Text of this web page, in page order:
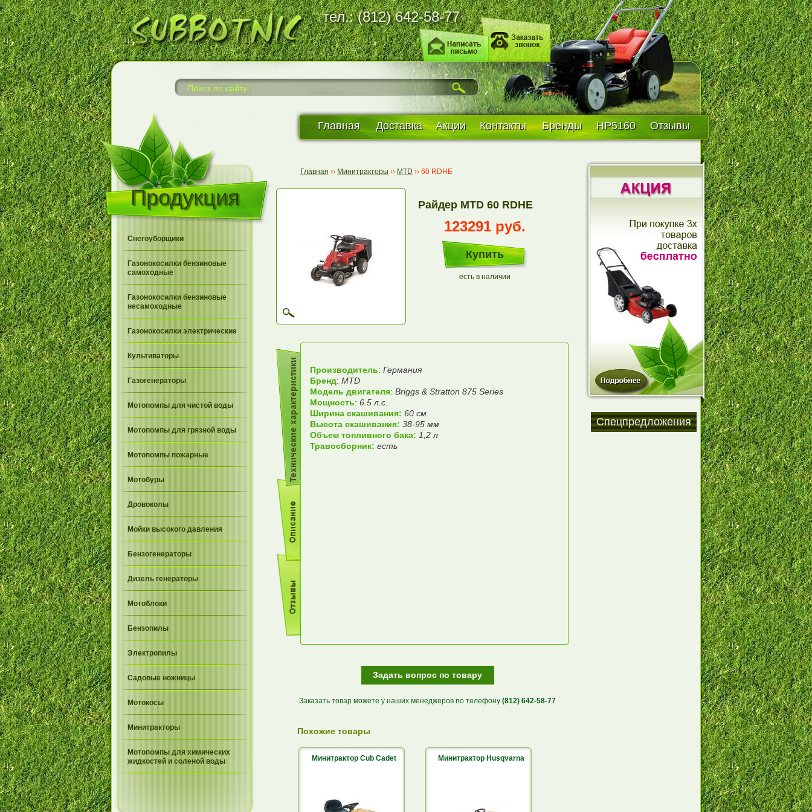
тел.: (812) 642-58-77
Главная Доставка Акции Контакты Бренды HP5160 Отзывы
Продукция
Снегоуборщики
Газонокосилки бензиновые
самоходные
Газонокосилки бензиновые
несамоходные
Газонокосилки электрические
Культиваторы
Газогенераторы
Мотопомпы для чистой воды
Мотопомпы для грязной воды
Мотопомпы пожарные
Мотобуры
Дровоколы
Мойки высокого давления
Бензогенераторы
Дизель генераторы
Мотоблоки
Бензопилы
Электропилы
Садовые ножницы
Мотокосы
Минитракторы
Мотопомпы для химических
жидкостей и соленой воды
Спецпредложения
Главная ›› Минитракторы ›› MTD ›› 60 RDHE
Райдер MTD 60 RDHE
123291 руб.
Купить
есть в наличии
Производитель: Германия
Бренд: MTD
Модель двигателя: Briggs & Stratton 875 Series
Мощность: 6.5 л.с.
Ширина скашивания: 60 см
Высота скашивания: 38-95 мм
Объем топливного бака: 1,2 л
Травосборник: есть
Задать вопрос по товару
Заказать товар можете у наших менеджеров по телефону (812) 642-58-77
Похожие товары
Минитрактор Cub Cadet Минитрактор Husqvarna